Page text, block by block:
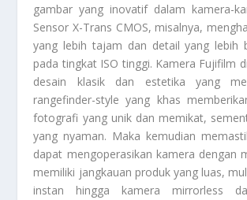
gambar yang inovatif dalam kamera-
Sensor X-Trans CMOS, misalnya,
yang lebih tajam dan detail yang lebih
pada tingkat ISO tinggi. Kamera Fujifilm
desain klasik dan estetika yang
rangefinder-style yang khas
fotografi yang unik dan memikat,
yang nyaman. Maka kemudian
dapat mengoperasikan kamera dengan
memiliki jangkauan produk yang luas,
instan hingga kamera mirrorless